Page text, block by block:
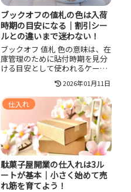
ブックオフの値札の色は入荷
時期の目安になる｜割引シー
ルとの違いまで迷わない！
ブックオフ 値札 色の意味は、在
庫管理のために貼付時期を見分
ける目安として使われるケース
ャイズ店など例外もあります。
割引率が書かれた値引きシール
は別物なので、棚表示と印字を
優先し、色は補助として使うと
レジで迷いません。
2026年01月11日
仕入れ
駄菓子屋開業の仕入れは3ル
ートが基本｜小さく始めて売
れ筋を育てよう！